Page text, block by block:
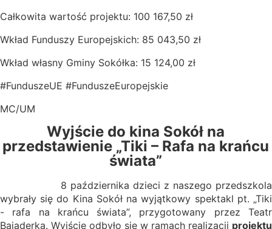
Całkowita wartość projektu: 100 167,50 zł
Wkład Funduszy Europejskich: 85 043,50 zł
Wkład własny Gminy Sokółka: 15 124,00 zł
#FunduszeUE #FunduszeEuropejskie
MC/UM
Wyjście do kina Sokół na
przedstawienie „Tiki – Rafa na krańcu
świata”
8 października dzieci z naszego przedszkola
wybrały się do Kina Sokół na wyjątkowy spektakl pt. „Tiki
- rafa na krańcu świata”, przygotowany przez Teatr
Bajaderka. Wyjście odbyło się w ramach realizacji projektu